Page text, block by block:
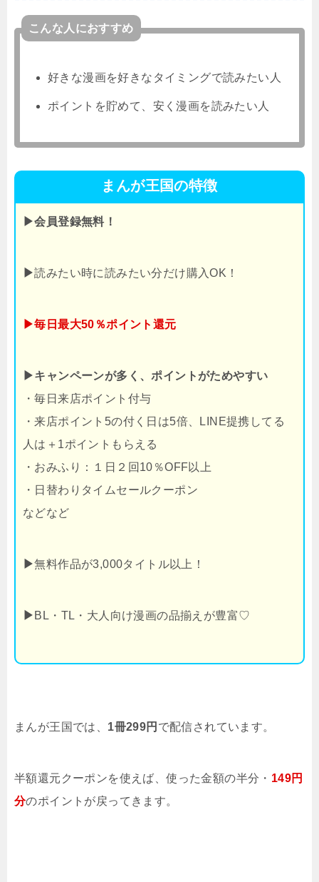
こんな人におすすめ
好きな漫画を好きなタイミングで読みたい人
ポイントを貯めて、安く漫画を読みたい人
まんが王国の特徴
▶会員登録無料！
▶読みたい時に読みたい分だけ購入OK！
▶毎日最大50％ポイント還元
▶キャンペーンが多く、ポイントがためやすい
・毎日来店ポイント付与
・来店ポイント5の付く日は5倍、LINE提携してる
人は＋1ポイントもらえる
・おみふり：１日２回10％OFF以上
・日替わりタイムセールクーポン
などなど
▶無料作品が3,000タイトル以上！
▶ BL・TL・大人向け漫画の品揃えが豊富♡
まんが王国では、 1冊299円 で配信されています。
半額還元クーポンを使えば、使った金額の半分・ 149円
分のポイントが戻ってきます。